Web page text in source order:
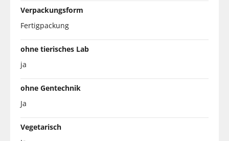
Verpackungsform
Fertigpackung
ohne tierisches Lab
ja
ohne Gentechnik
Ja
Vegetarisch